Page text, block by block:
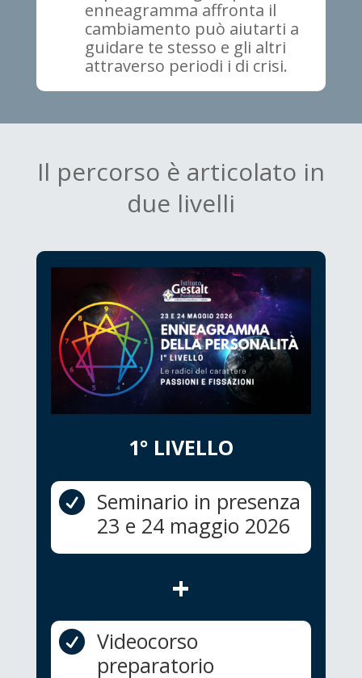
enneagramma affronta il
cambiamento può aiutarti a
guidare te stesso e gli altri
attraverso periodi i di crisi.
Il percorso è articolato in
due livelli
1° LIVELLO
 Seminario in presenza
23 e 24 maggio 2026
+
 Videocorso
preparatorio